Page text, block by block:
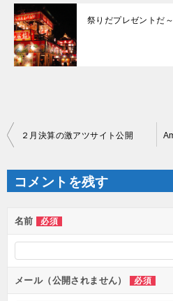
祭りだプレゼントだ～
投
稿
ナ
ゲ
ー
シ
ン
２月決算の激アツサイト公開
コメントを残す
名前 必須
メール（公開されません） 必須